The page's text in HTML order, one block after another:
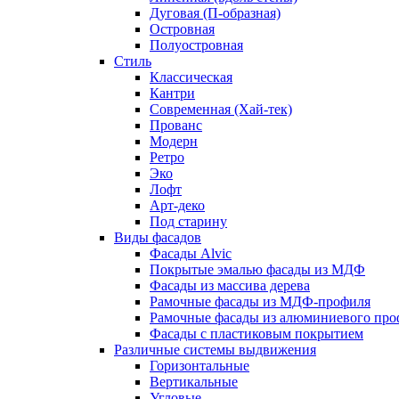
Дуговая (П-образная)
Островная
Полуостровная
Стиль
Классическая
Кантри
Современная (Хай-тек)
Прованс
Модерн
Ретро
Эко
Лофт
Арт-деко
Под старину
Виды фасадов
Фасады Alvic
Покрытые эмалью фасады из МДФ
Фасады из массива дерева
Рамочные фасады из МДФ-профиля
Рамочные фасады из алюминиевого
Фасады с пластиковым покрытием
Различные системы выдвижения
Горизонтальные
Вертикальные